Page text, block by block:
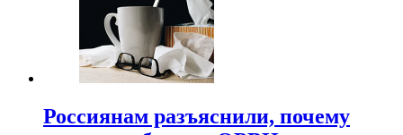
Россиянам разъяснили, почему